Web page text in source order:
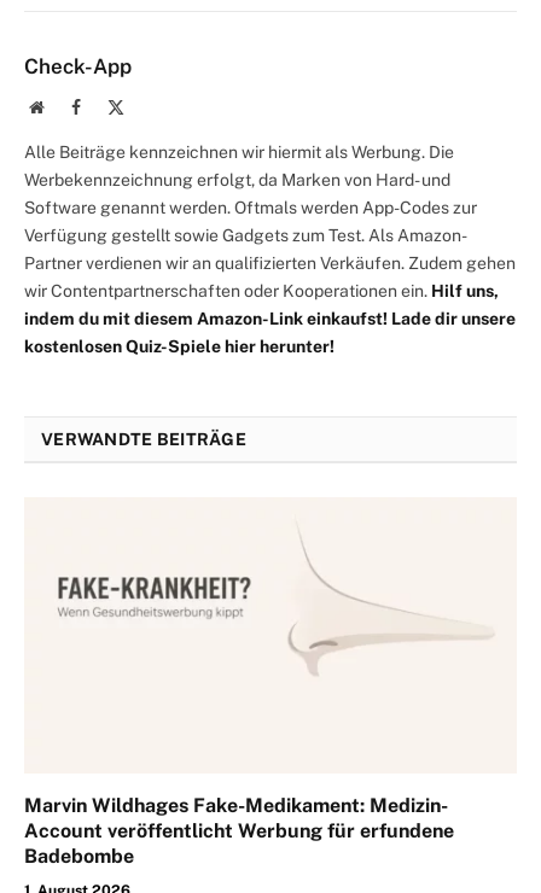
Check-App
WebsiteFacebook
Alle Beiträge kennzeichnen wir hiermit als Werbung. Die
Werbekennzeichnung erfolgt, da Marken von Hard- und
Software genannt werden. Oftmals werden App-Codes zur
Verfügung gestellt sowie Gadgets zum Test. Als Amazon-
Partner verdienen wir an qualifizierten Verkäufen. Zudem gehen
wir Contentpartnerschaften oder Kooperationen ein. Hilf uns,
indem du mit diesem Amazon-Link einkaufst! Lade dir unsere
kostenlosen Quiz-Spiele hier herunter!
VERWANDTE BEITRÄGE
Marvin Wildhages Fake-Medikament: Medizin-
Account veröffentlicht Werbung für erfundene
Badebombe